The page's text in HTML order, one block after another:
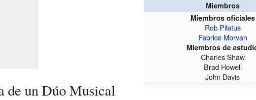
Miembros
Miembros oficiales
Rob Pilatus
Fabrice Morvan
Miembros de
Charles Shaw
Brad Howell
John Davis
un Dúo Musical